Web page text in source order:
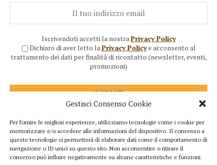
Gestisci Consenso Cookie
Per fornire le migliori esperienze, utilizziamo tecnologie come i cookie per
memorizzare e/o accedere alle informazioni del dispositivo. Il consenso a
queste tecnologie ci permetterà di elaborare dati come il comportamento di
navigazione o ID unici su questo sito. Non acconsentire o ritirare il
consenso può influire negativamente su alcune caratteristiche e funzioni.
Iscrivendoti accetti la nostraPrivacy Policy
Dichiaro di aver letto laPrivacy Policye acconsento al
trattamento dei dati per finalità di ricontatto (newsletter, eventi,
promozioni)